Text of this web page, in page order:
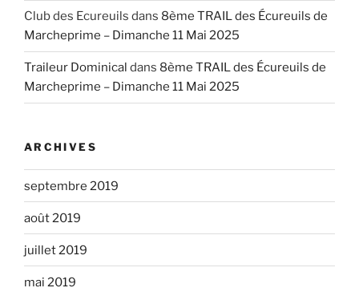
Club des Ecureuils dans 8ème TRAIL des Écureuils de
Marcheprime – Dimanche 11 Mai 2025
Traileur Dominical dans 8ème TRAIL des Écureuils de
Marcheprime – Dimanche 11 Mai 2025
ARCHIVES
septembre 2019
août 2019
juillet 2019
mai 2019